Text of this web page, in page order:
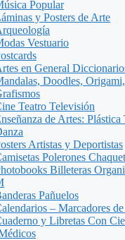
Popular
y Posters de Arte
Vestuario
en General
Doodles,
Teatro Televisión
de Artes: Plástica
Artistas y Deportistas
Polerones
Billeteras
Pañuelos
– Marcadores
y Libretas Con